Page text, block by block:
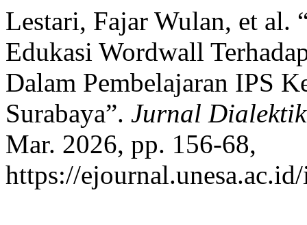
Lestari, Fajar Wulan, et al.
Edukasi Wordwall
Dalam Pembelajaran IPS
Surabaya”. Jurnal
Mar. 2026, pp. 156-68,
https://